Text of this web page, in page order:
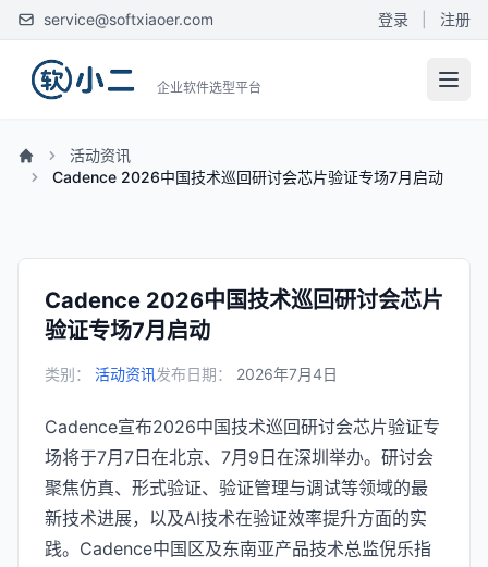
service@softxiaoer.com 登录 注册
企业软件选型平台
活动资讯
Cadence 2026中国技术巡回研讨会芯片验证专场7月启动
Cadence 2026中国技术巡回研讨会芯片
验证专场7月启动
类别： 活动资讯发布日期： 2026年7月4日
Cadence宣布2026中国技术巡回研讨会芯片验证专
场将于7月7日在北京、7月9日在深圳举办。研讨会
聚焦仿真、形式验证、验证管理与调试等领域的最
新技术进展，以及AI技术在验证效率提升方面的实
践。Cadence中国区及东南亚产品技术总监倪乐指